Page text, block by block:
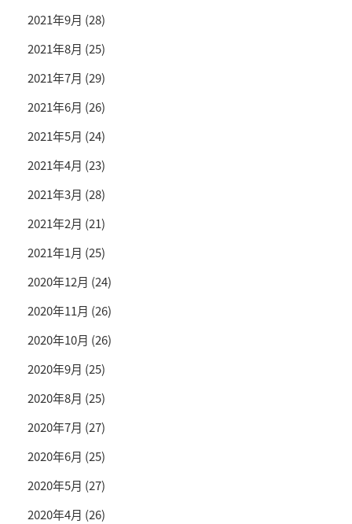
2021年9月 (28)
2021年8月 (25)
2021年7月 (29)
2021年6月 (26)
2021年5月 (24)
2021年4月 (23)
2021年3月 (28)
2021年2月 (21)
2021年1月 (25)
2020年12月 (24)
2020年11月 (26)
2020年10月 (26)
2020年9月 (25)
2020年8月 (25)
2020年7月 (27)
2020年6月 (25)
2020年5月 (27)
2020年4月 (26)